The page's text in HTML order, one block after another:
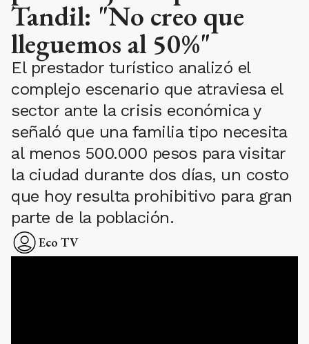
Tandil: "No creo que
lleguemos al 50%"
El prestador turístico analizó el
complejo escenario que atraviesa el
sector ante la crisis económica y
señaló que una familia tipo necesita
al menos 500.000 pesos para visitar
la ciudad durante dos días, un costo
que hoy resulta prohibitivo para gran
parte de la población.
Eco TV